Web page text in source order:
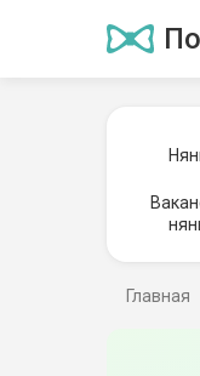
Главная